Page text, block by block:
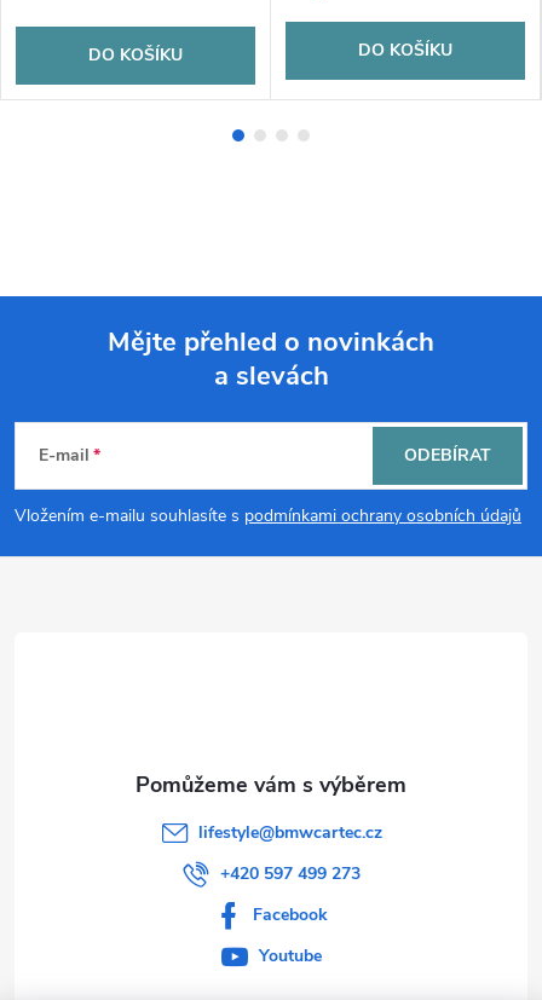
DO KOŠÍKU DO KOŠÍKU
p
Mějte přehled o novinkách
a slevách
E-mail
Vložením e-mailu souhlasíte s podmínkami ochrany osobních údajů
ODEBÍRAT
lifestyle@bmwcartec.cz
+420 597 499 273
Facebook
Youtube